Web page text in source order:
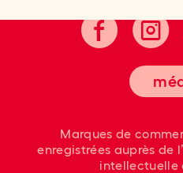
Marques de
enregistrées auprès de
intellectuelle